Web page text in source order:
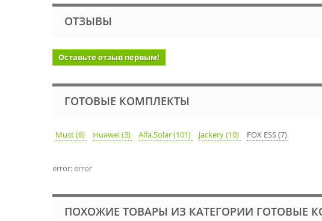
ОТЗЫВЫ
Оставьте отзыв первым!
ГОТОВЫЕ КОМПЛЕКТЫ
Must (6) Huawei (3) Alfa.Solar (101) Jackery (10) FOX ESS (7)
error: error
ПОХОЖИЕ ТОВАРЫ ИЗ КАТЕГОРИИ ГОТОВЫЕ